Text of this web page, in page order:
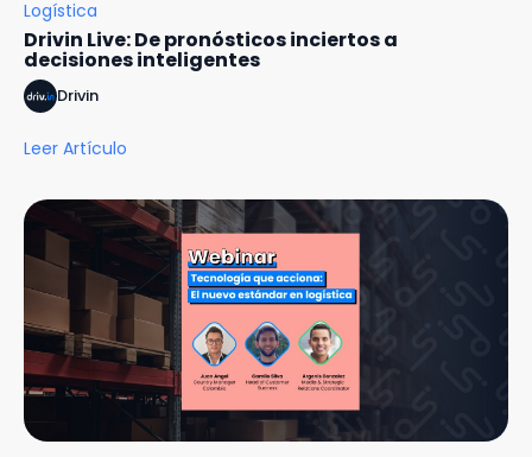
Logística
Drivin Live: De pronósticos inciertos a
decisiones inteligentes
Drivin
Leer Artículo